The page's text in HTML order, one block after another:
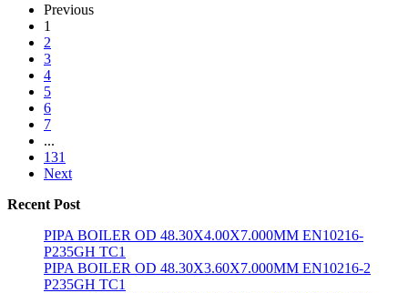
Previous
1
2
3
4
5
6
7
...
131
Next
Recent Post
PIPA BOILER OD 48.30X4.00X7.000MM EN10216-
P235GH TC1
PIPA BOILER OD 48.30X3.60X7.000MM EN10216-2
P235GH TC1